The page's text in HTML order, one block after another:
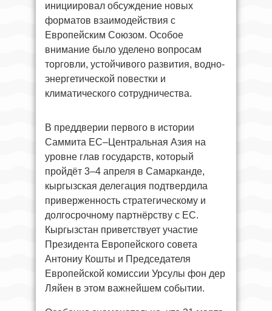
инициировал обсуждение новых
форматов взаимодействия с
Европейским Союзом. Особое
внимание было уделено вопросам
торговли, устойчивого развития, водно-
энергетической повестки и
климатического сотрудничества.
В преддверии первого в истории
Саммита ЕС–Центральная Азия на
уровне глав государств, который
пройдёт 3–4 апреля в Самарканде,
кыргызская делегация подтвердила
приверженность стратегическому и
долгосрочному партнёрству с ЕС.
Кыргызстан приветствует участие
Президента Европейского совета
Антониу Кошты и Председателя
Европейской комиссии Урсулы фон дер
Ляйен в этом важнейшем событии.